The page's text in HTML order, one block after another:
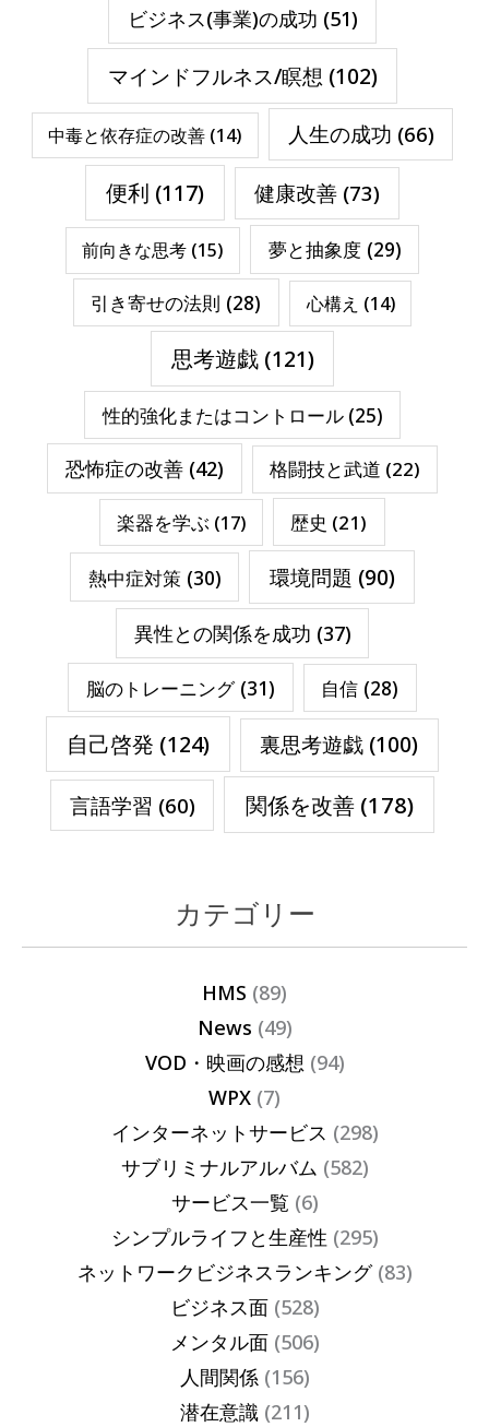
ビジネス(事業)の成功 (51)
マインドフルネス/瞑想 (102)
中毒と依存症の改善 (14) 人生の成功 (66)
便利 (117) 健康改善(73)
前向きな思考 (15) 夢と抽象度(29)
引き寄せの法則 (28) 心構え (14)
思考遊戯(121)
性的強化またはコントロール(25)
恐怖症の改善(42) 格闘技と武道 (22)
楽器を学ぶ (17) 歴史 (21)
熱中症対策 (30) 環境問題 (90)
異性との関係を成功 (37)
脳のトレーニング(31) 自信 (28)
自己啓発 (124) 裏思考遊戯 (100)
言語学習 (60) 関係を改善(178)
カテゴリー
HMS (89)
News (49)
VOD・映画の感想 (94)
WPX (7)
インターネットサービス (298)
サブリミナルアルバム (582)
サービス一覧 (6)
シンプルライフと生産性 (295)
ネットワークビジネスランキング(83)
ビジネス面(528)
メンタル面(506)
人間関係(156)
潜在意識(211)